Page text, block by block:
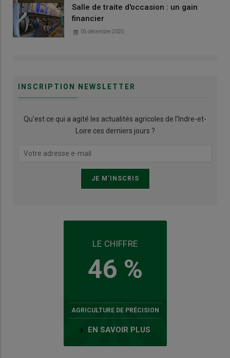
Salle de traite d'occasion : un gain
financier
05 décembre 2025
INSCRIPTION NEWSLETTER
Qu’est ce qui a agité les actualités agricoles de l'Indre-et-
Loire ces derniers jours ?
LE CHIFFRE
46 %
AGRICULTURE DE PRÉCISION
EN SAVOIR PLUS